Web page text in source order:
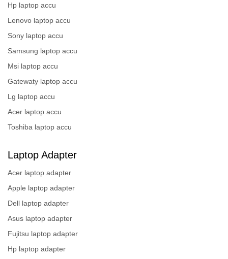
Hp laptop accu
Lenovo laptop accu
Sony laptop accu
Samsung laptop accu
Msi laptop accu
Gatewaty laptop accu
Lg laptop accu
Acer laptop accu
Toshiba laptop accu
Laptop Adapter
Acer laptop adapter
Apple laptop adapter
Dell laptop adapter
Asus laptop adapter
Fujitsu laptop adapter
Hp laptop adapter